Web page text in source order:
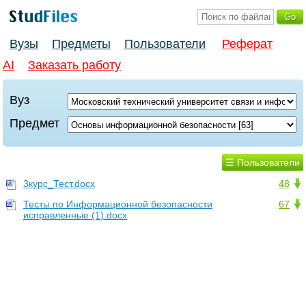
Вузы Предметы Пользователи
Реферат
AI
Заказать работу
Вуз
Предмет
☰ Пользователи
48
3курс_Тест.docx
67
Тесты по Информационной безопасности
исправленные (1).docx